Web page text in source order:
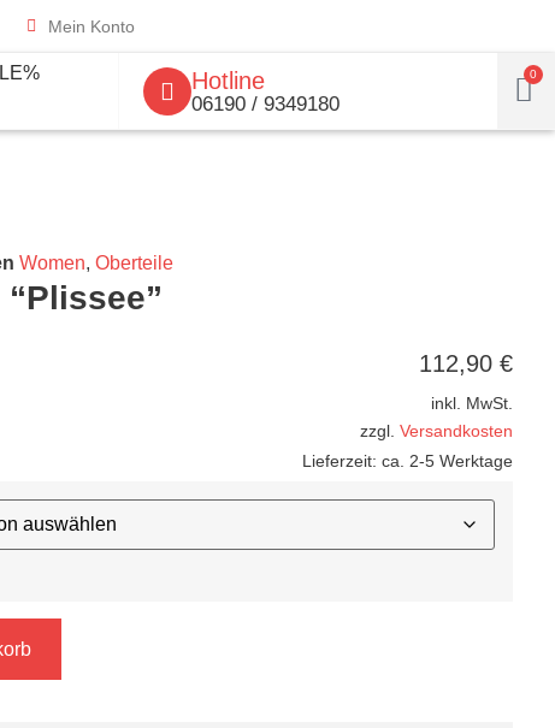
Mein Konto
Hotline
06190 / 9349180
0
Women, Oberteile
112,90 €
inkl. MwSt.
zzgl. Versandkosten
Lieferzeit: ca. 2-5 Werktage